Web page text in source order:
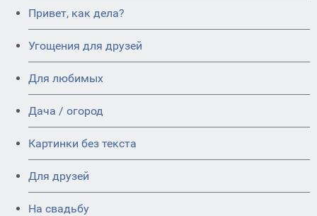
Привет, как дела?
Угощения для друзей
Для любимых
Дача / огород
Картинки без текста
Для друзей
На свадьбу